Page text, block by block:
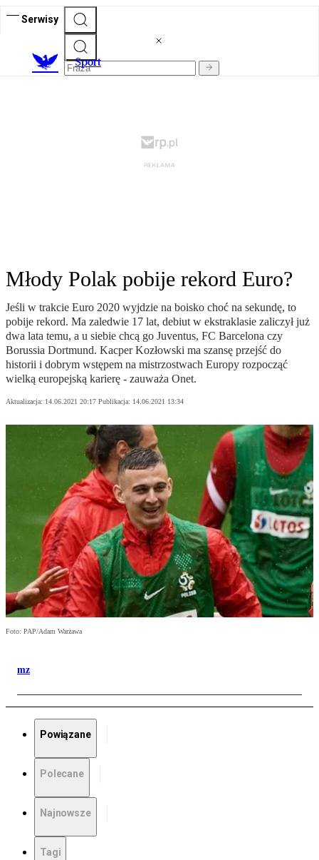
Serwisy
Sport
Młody Polak pobije rekord Euro?
Jeśli w trakcie Euro 2020 wyjdzie na boisko choć na sekundę, to
pobije rekord. Ma zaledwie 17 lat, debiut w ekstraklasie zaliczył już
dwa lata temu, a u siebie chcą go Juventus, FC Barcelona czy
Borussia Dortmund. Kacper Kozłowski ma szansę przejść do
historii i dobrym wstępem na mistrzostwach Europy rozpocząć
wielką europejską karierę - zauważa Onet.
Aktualizacja: 14.06.2021 20:17 Publikacja: 14.06.2021 13:34
Foto: PAP/Adam Warżawa
mz
Powiązane
Polecane
Najnowsze
Tagi